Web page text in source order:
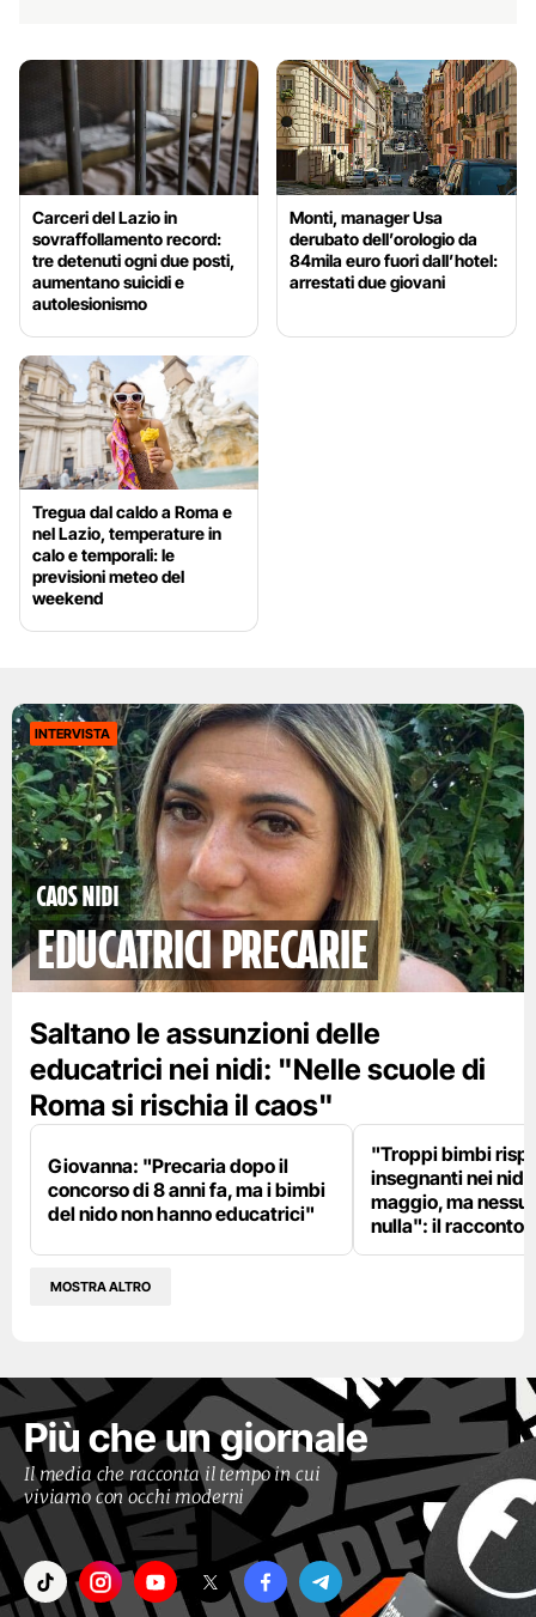
Carceri del Lazio in
sovraffollamento record:
tre detenuti ogni due posti,
aumentano suicidi e
autolesionismo
Monti, manager Usa
derubato dell’orologio da
84mila euro fuori dall’hotel:
arrestati due giovani
Tregua dal caldo a Roma e
nel Lazio, temperature in
calo e temporali: le
previsioni meteo del
weekend
INTERVISTA
Caos nidi
educatrici precarie
Saltano le assunzioni delle
educatrici nei nidi: "Nelle scuole di
Roma si rischia il caos"
Giovanna: "Precaria dopo il
concorso di 8 anni fa, ma i bimbi
del nido non hanno educatrici"
"Troppi bimbi
insegnanti nei
maggio, ma
nulla": il racconto
MOSTRA ALTRO
Più che un giornale
Il media che racconta il tempo in cui
viviamo con occhi moderni